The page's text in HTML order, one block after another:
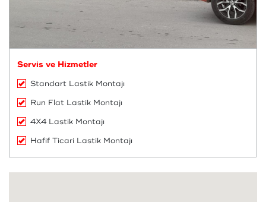
Servis ve Hizmetler
Standart Lastik Montajı
Run Flat Lastik Montajı
4X4 Lastik Montajı
Hafif Ticari Lastik Montajı